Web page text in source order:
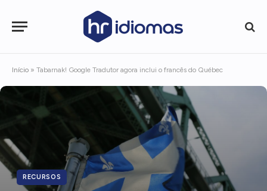
Início » Tabarnak! Google Tradutor agora inclui o francês do Québec
RECURSOS